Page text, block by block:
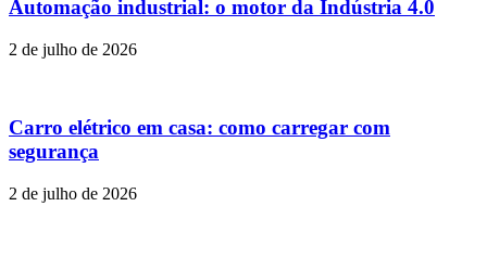
Automação industrial: o motor da Indústria 4.0
2 de julho de 2026
Carro elétrico em casa: como carregar com
segurança
2 de julho de 2026